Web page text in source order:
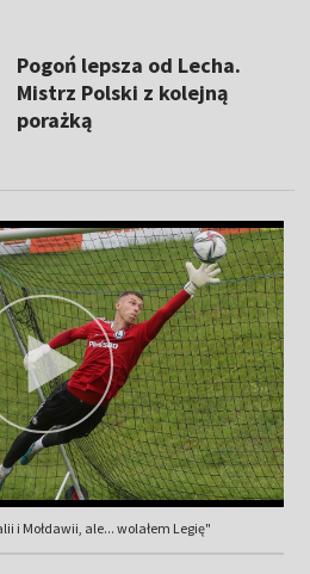
Pogoń lepsza od Lecha.
Mistrz Polski z kolejną
porażką
i Mołdawii, ale... wolałem Legię"